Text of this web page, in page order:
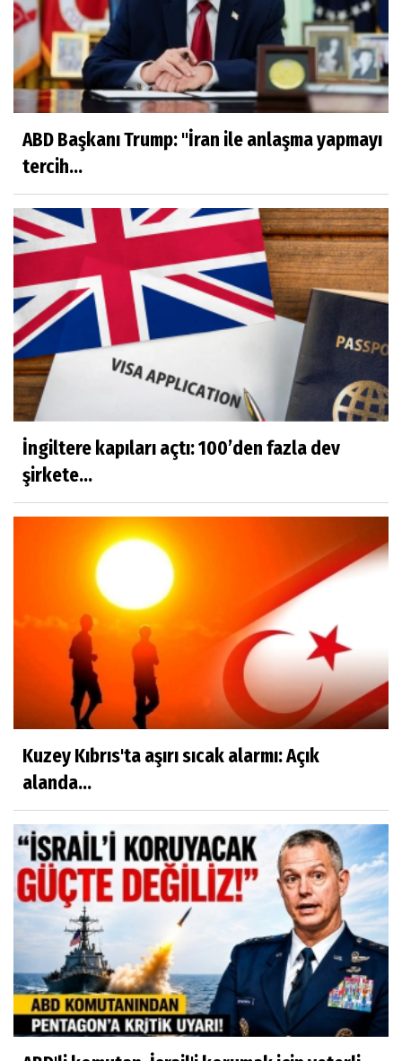
ABD Başkanı Trump: "İran ile anlaşma yapmayı
tercih...
İngiltere kapıları açtı: 100’den fazla dev
şirkete...
Kuzey Kıbrıs'ta aşırı sıcak alarmı: Açık
alanda...